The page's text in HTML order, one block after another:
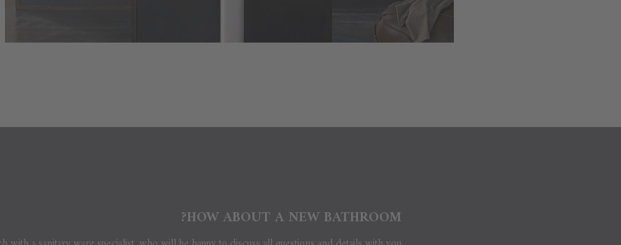
HOW ABOUT A NEW BATHROOM?